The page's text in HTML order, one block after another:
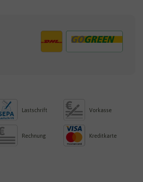
Lastschrift Vorkasse
Rechnung Kreditkarte